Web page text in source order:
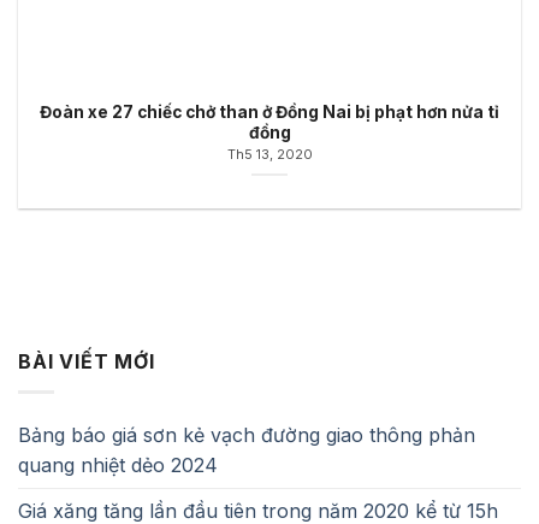
Đoàn xe 27 chiếc chở than ở Đồng Nai bị phạt hơn nửa tỉ
đồng
Th5 13, 2020
BÀI VIẾT MỚI
Bảng báo giá sơn kẻ vạch đường giao thông phản
quang nhiệt dẻo 2024
Giá xăng tăng lần đầu tiên trong năm 2020 kể từ 15h